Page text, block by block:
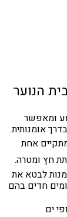
הנוער
ומאפשר
אומנותית.
אחת
חץ ומטרה.
לבטא את
חדים בהם
ים